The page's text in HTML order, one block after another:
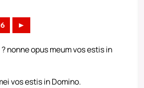
►
nonne opus meum vos estis in
vos estis in Domino.